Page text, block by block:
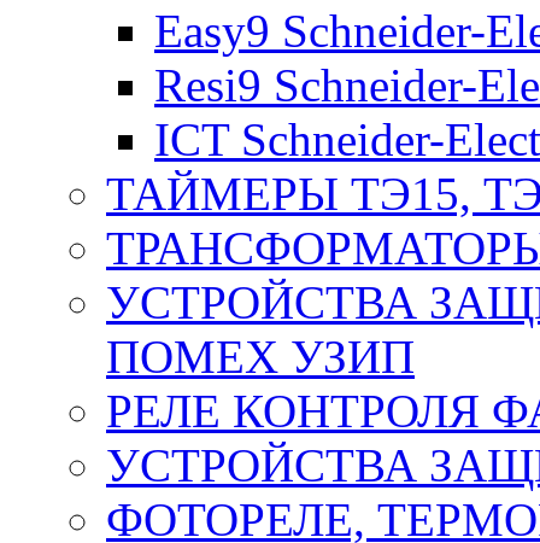
Easy9 Schneider-
Resi9 Schneider-
ICT Schneider-
ТАЙМЕРЫ ТЭ15,
УСТРОЙСТВА
ПОМЕХ УЗИП
РЕЛЕ КОНТРОЛЯ
УСТРОЙСТВА
ФОТОРЕЛЕ,